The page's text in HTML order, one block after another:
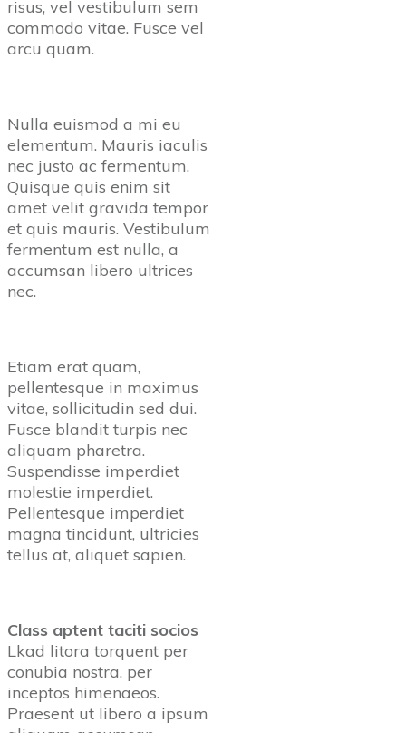
risus, vel vestibulum sem
commodo vitae. Fusce vel
arcu quam.
Nulla euismod a mi eu
elementum. Mauris iaculis
nec justo ac fermentum.
Quisque quis enim sit
amet velit gravida tempor
et quis mauris. Vestibulum
fermentum est nulla, a
accumsan libero ultrices
nec.
Etiam erat quam,
pellentesque in maximus
vitae, sollicitudin sed dui.
Fusce blandit turpis nec
aliquam pharetra.
Suspendisse imperdiet
molestie imperdiet.
Pellentesque imperdiet
magna tincidunt, ultricies
tellus at, aliquet sapien.
Class aptent taciti socios
Lkad litora torquent per
conubia nostra, per
inceptos himenaeos.
Praesent ut libero a ipsum